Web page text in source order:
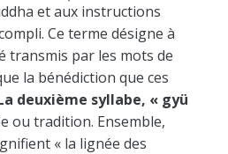
et aux instructions
Ce terme désigne à
transmis par les mots de
la bénédiction que ces
deuxième syllabe, « gyü
ou tradition. Ensemble,
« la lignée des